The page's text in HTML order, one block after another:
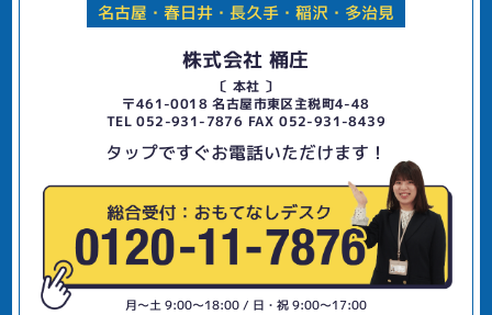
名古屋・春日井・長久手・稲沢・多治見
株式会社 桶庄
〔 本社 〕
〒461-0018 名古屋市東区主税町4-48
TEL 052-931-7876 FAX 052-931-8439
タップですぐお電話いただけます！
月〜土 9:00〜18:00 / 日・祝 9:00〜17:00